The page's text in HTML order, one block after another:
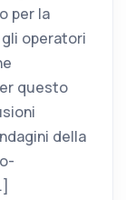
per la
operatori
questo
della